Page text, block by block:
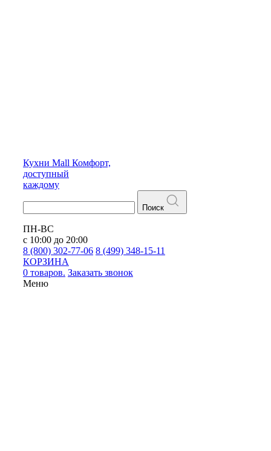
Кухни Mall Комфорт,
доступный
каждому
Поиск
ПН-ВС
с 10:00 до 20:00
8 (800) 302-77-06 8 (499) 348-15-11
КОРЗИНА
0 товаров. Заказать звонок
Меню